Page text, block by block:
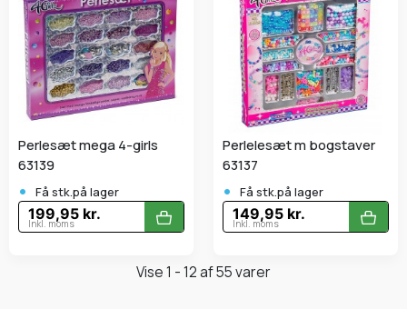
Perlesæt mega 4-girls
63139
• Få stk.på lager
199,95 kr.
Inkl. moms
Perlelesæt m bogstaver
63137
• Få stk.på lager
149,95 kr.
Inkl. moms
Vise 1 - 12 af 55 varer